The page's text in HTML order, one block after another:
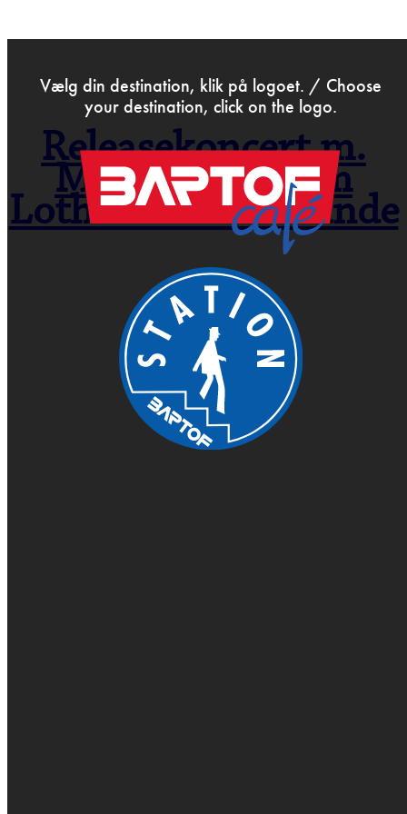
Vælg din destination, klik på logoet. / Choose
your destination, click on the logo.
Releasekoncert m.
Mik Schack, Tim
Lothar & Peter Nande